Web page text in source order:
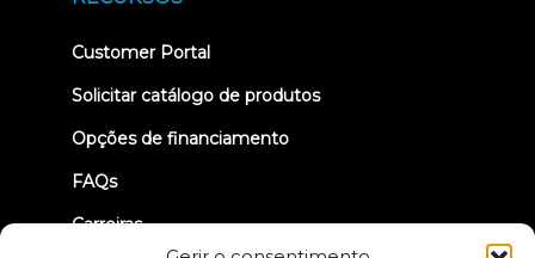
Customer Portal(opens
new
Solicitar catálogo de produtos
Opções de financiamento
FAQs
Carreiras